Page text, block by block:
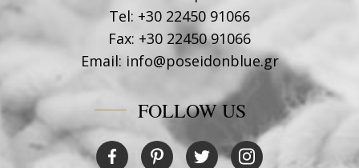
Tel: +30 22450 91066
Fax: +30 22450 91066
Email: info@poseidonblue.gr
FOLLOW US